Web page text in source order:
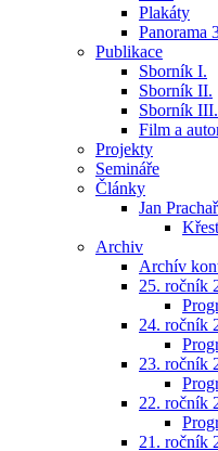
Plakáty
Panorama
Publikace
Sborník I.
Sborník II.
Sborník III.
Film a
Projekty
Semináře
Články
Jan Prachař
Archiv
Archív
25. ročník
24. ročník
23. ročník
22. ročník
21. ročník